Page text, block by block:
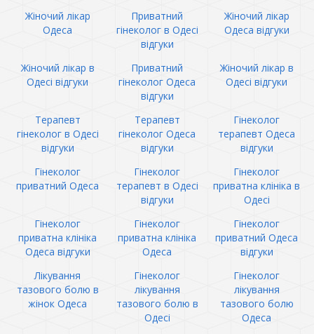
Жіночий лікар
Одеса
Приватний
гінеколог в Одесі
відгуки
Жіночий лікар
Одеса відгуки
Жіночий лікар в
Одесі відгуки
Приватний
гінеколог Одеса
відгуки
Жіночий лікар в
Одесі відгуки
Терапевт
гінеколог в Одесі
відгуки
Терапевт
гінеколог Одеса
відгуки
Гінеколог
терапевт Одеса
відгуки
Гінеколог
приватний Одеса
Гінеколог
терапевт в Одесі
відгуки
Гінеколог
приватна клініка в
Одесі
Гінеколог
приватна клініка
Одеса відгуки
Гінеколог
приватна клініка
Одеса
Гінеколог
приватний Одеса
відгуки
Лікування
тазового болю в
жінок Одеса
Гінеколог
лікування
тазового болю в
Одесі
Гінеколог
лікування
тазового болю
Одеса